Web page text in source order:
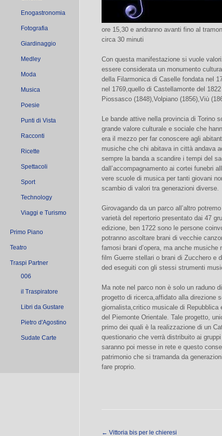
Enogastronomia
Fotografia
Giardinaggio
Medley
Moda
Musica
Poesie
Punti di Vista
Racconti
Ricette
Spettacoli
Sport
Technology
Viaggi e Turismo
Primo Piano
Teatro
Traspi Partner
006
il Traspiratore
Libri da Gustare
Pietro d'Agostino
Sudate Carte
ore 15,30 e andranno avanti fino al
circa 30 minuti
Con questa manifestazione si vuole
essere considerata un monumento
della Filarmonica di Caselle fondata nel
nel 1769,quello di Castellamonte del
Piossasco (1848),Volpiano (1856),Viù
Le bande attive nella provincia di Torino
grande valore culturale e sociale che
era il mezzo per far conoscere agli
musiche che chi abitava in città andava
sempre la banda a scandire i tempi del
dall’accompagnamento ai cortei funebri
vere scuole di musica per tanti giovani
scambio di valori tra generazioni diverse.
Girovagando da un parco all’altro
varietà del repertorio presentato dai 47
edizione, ben 1722 sono le persone
potranno ascoltare brani di vecchie
famosi brani d’opera, ma anche
film Guerre stellari o brani di Zucchero e
ded eseguiti con gli stessi strumenti
Ma note nel parco non è solo un raduno
progetto di ricerca,affidato alla direzione
giornalista,critico musicale di Repubblica
del Piemonte Orientale. Tale progetto,
primo dei quali è la realizzazione di un
questionario che verrà distribuito ai
saranno poi messe in rete e questo
patrimonio che si tramanda da
fare proprio.
← Vittoria bis per le chieresi